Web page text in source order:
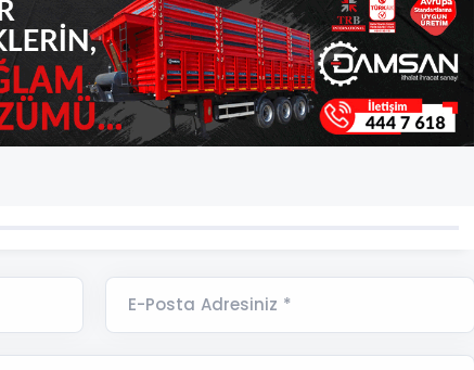
E-Posta Adresiniz *